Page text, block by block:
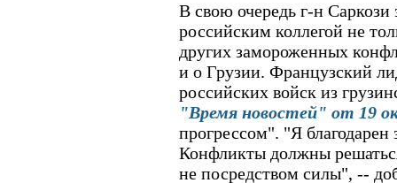
В свою очередь г-н Саркози
российским коллегой не
других замороженных
и о Грузии. Французский
российских войск из
"Время новостей" от 19
прогрессом". "Я благодарен
Конфликты должны
не посредством силы", --